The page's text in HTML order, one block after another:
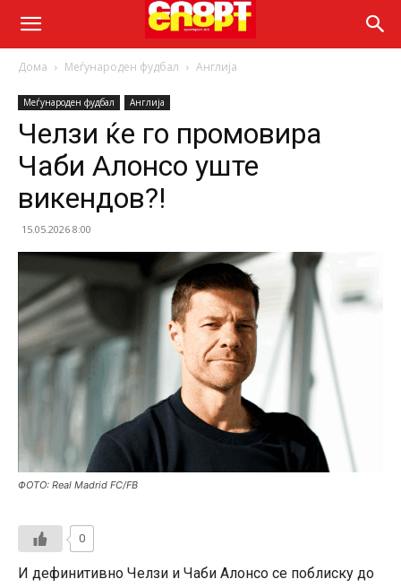
Дома Меѓународен фудбал Англија
Меѓународен фудбал Англија
Челзи ќе го промовира
Чаби Алонсо уште
викендов?!
15.05.2026 8:00
ФОТО: Real Madrid FC/FB
0
И дефинитивно Челзи и Чаби Алонсо се поблиску до